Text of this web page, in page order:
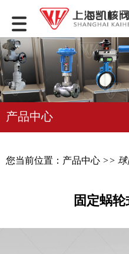
产品中心
您当前位置： 产品中心 >> 球
固定蜗